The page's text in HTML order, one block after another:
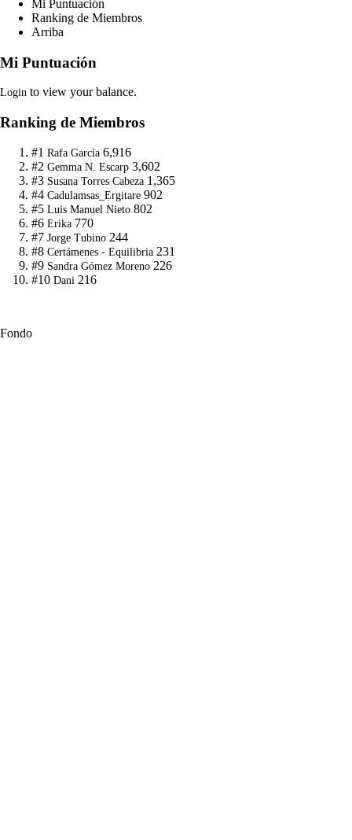
Mi Puntuación
Ranking de Miembros
Arriba
Mi Puntuación
Login to view your balance.
Ranking de Miembros
#1 Rafa García 6,916
#2 Gemma N. Escarp 3,602
#3 Susana Torres Cabeza 1,365
#4 Cadulamsas_Ergitare 902
#5 Luis Manuel Nieto 802
#6 Erika 770
#7 Jorge Tubino 244
#8 Certámenes - Equilibria 231
#9 Sandra Gómez Moreno 226
#10 Dani 216
Fondo